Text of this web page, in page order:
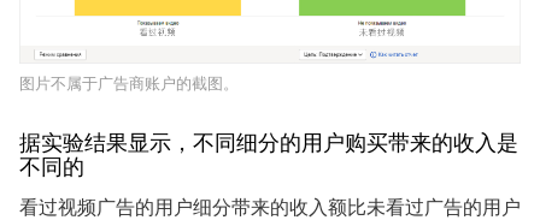
图片不属于广告商账户的截图。
据实验结果显示，不同细分的用户购买带来的收入是
不同的
看过视频广告的用户细分带来的收入额比未看过广告的用户